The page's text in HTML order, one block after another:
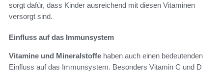
sorgt dafür, dass Kinder ausreichend mit diesen Vitaminen
versorgt sind.
Einfluss auf das Immunsystem
Vitamine und Mineralstoffe haben auch einen bedeutenden
Einfluss auf das Immunsystem. Besonders Vitamin C und D